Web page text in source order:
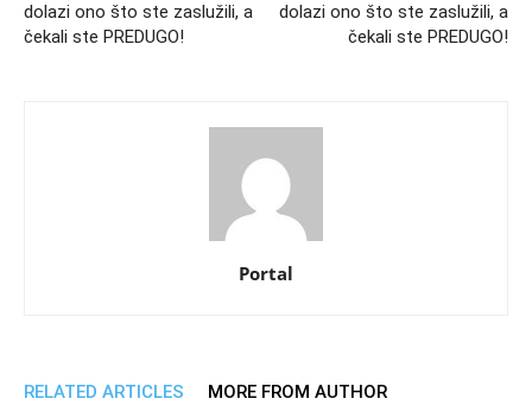
dolazi ono što ste zaslužili, a
čekali ste PREDUGO!
dolazi ono što ste zaslužili, a
čekali ste PREDUGO!
Portal
RELATED ARTICLES MORE FROM AUTHOR